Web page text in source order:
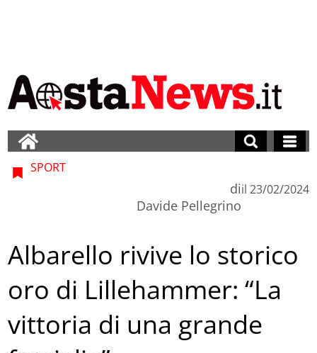
SPORT
di
Davide Pellegrino
il 23/02/2024
Albarello rivive lo storico
oro di Lillehammer: “La
vittoria di una grande